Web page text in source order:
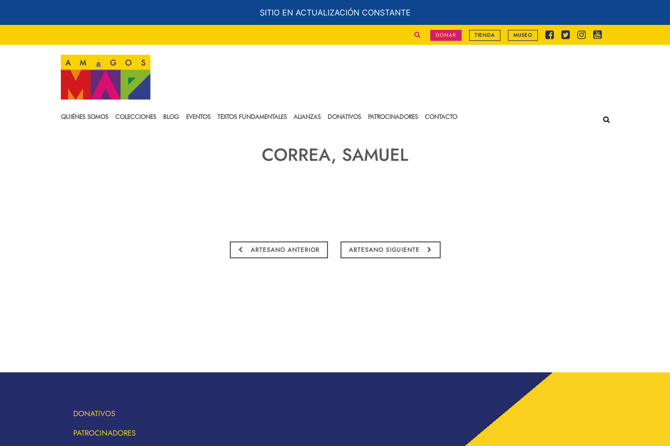
SITIO EN ACTUALIZACIÓN CONSTANTE
DONAR TIENDA MUSEO
QUIÉNES SOMOS COLECCIONES BLOG EVENTOS TEXTOS FUNDAMENTALES ALIANZAS DONATIVOS PATROCINADORES CONTACTO
CORREA, SAMUEL
ARTESANO ANTERIOR ARTESANO SIGUIENTE
DONATIVOS
PATROCINADORES